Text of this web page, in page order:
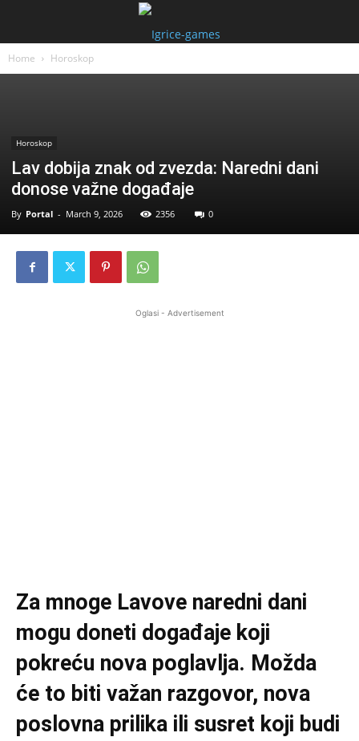
Home Horoskop
Horoskop
Lav dobija znak od zvezda: Naredni dani
donose važne događaje
By Portal - March 9, 2026 2356 0
Oglasi - Advertisement
Za mnoge Lavove naredni dani
mogu doneti događaje koji
pokreću nova poglavlja. Možda
će to biti važan razgovor, nova
poslovna prilika ili susret koji budi